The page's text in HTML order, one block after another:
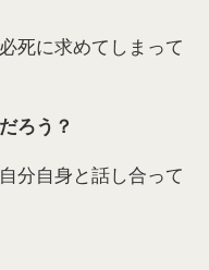
死に求めてしまって
ろう？
分自身と話し合って